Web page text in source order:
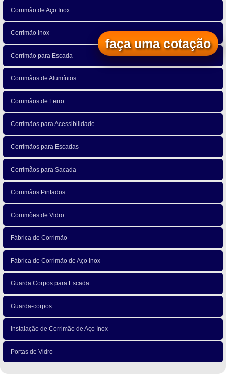
Corrimão de Aço Inox
Corrimão Inox
Corrimão para Escada
Corrimãos de Alumínios
Corrimãos de Ferro
Corrimãos para Acessibilidade
Corrimãos para Escadas
Corrimãos para Sacada
Corrimãos Pintados
Corrimões de Vidro
Fábrica de Corrimão
Fábrica de Corrimão de Aço Inox
Guarda Corpos para Escada
Guarda-corpos
Instalação de Corrimão de Aço Inox
Portas de Vidro
faça uma cotação